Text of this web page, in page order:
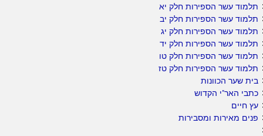
תלמוד עשר הספירות חלק יא
תלמוד עשר הספירות חלק יב
תלמוד עשר הספירות חלק יג
תלמוד עשר הספירות חלק יד
תלמוד עשר הספירות חלק טו
תלמוד עשר הספירות חלק טז
בית שער הכוונות
כתבי האר"י הקדוש
עץ חיים
פנים מאירות ומסבירות